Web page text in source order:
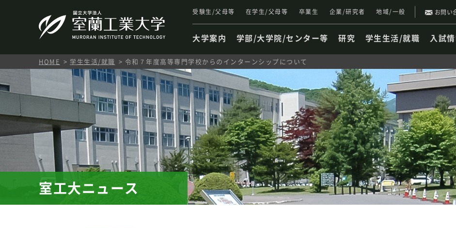
受験生/父母等 在学生/父母等 卒業生 企業/研究者 地域/一般 お問い
大学案内 学部/大学院/センター等 研究 学生生活/就職 入試
HOME 学生生活/就職 令和７年度高等専門学校からのインターンシップについて
室工大ニュース